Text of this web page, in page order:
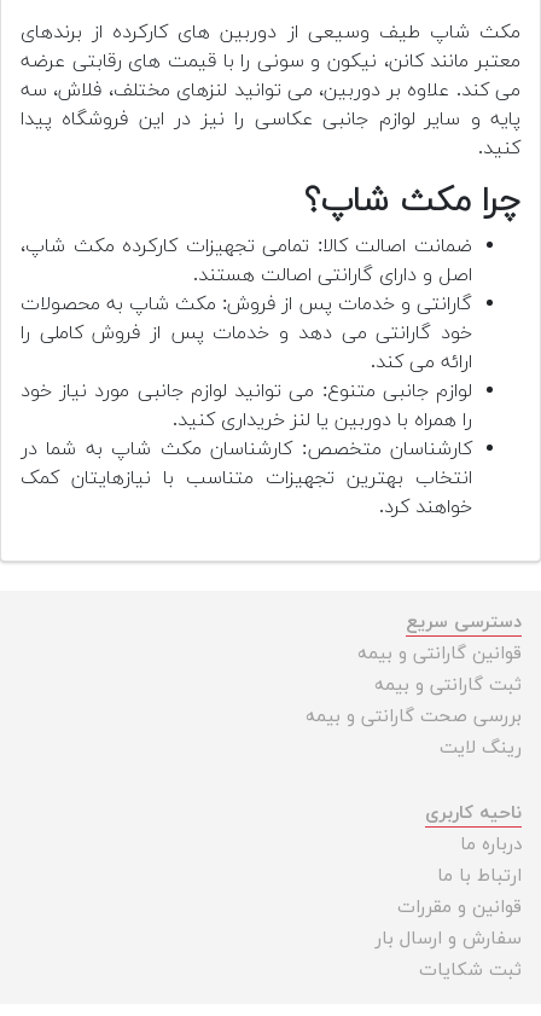
مکث شاپ طیف وسیعی از دوربین های کارکرده از برندهای
معتبر مانند کانن، نیکون و سونی را با قیمت های رقابتی عرضه
می کند. علاوه بر دوربین، می توانید لنزهای مختلف، فلاش، سه
پایه و سایر لوازم جانبی عکاسی را نیز در این فروشگاه پیدا
کنید.
چرا مکث شاپ؟
ضمانت اصالت کالا: تمامی تجهیزات کارکرده مکث شاپ،
اصل و دارای گارانتی اصالت هستند.
گارانتی و خدمات پس از فروش: مکث شاپ به محصولات
خود گارانتی می دهد و خدمات پس از فروش کاملی را
ارائه می کند.
لوازم جانبی متنوع: می توانید لوازم جانبی مورد نیاز خود
را همراه با دوربین یا لنز خریداری کنید.
کارشناسان متخصص: کارشناسان مکث شاپ به شما در
انتخاب بهترین تجهیزات متناسب با نیازهایتان کمک
خواهند کرد.
دسترسی سریع
قوانین گارانتی و بیمه
ثبت گارانتی و بیمه
بررسی صحت گارانتی و بیمه
رینگ لایت
ناحیه کاربری
درباره ما
ارتباط با ما
قوانین و مقررات
سفارش و ارسال بار
ثبت شکایات